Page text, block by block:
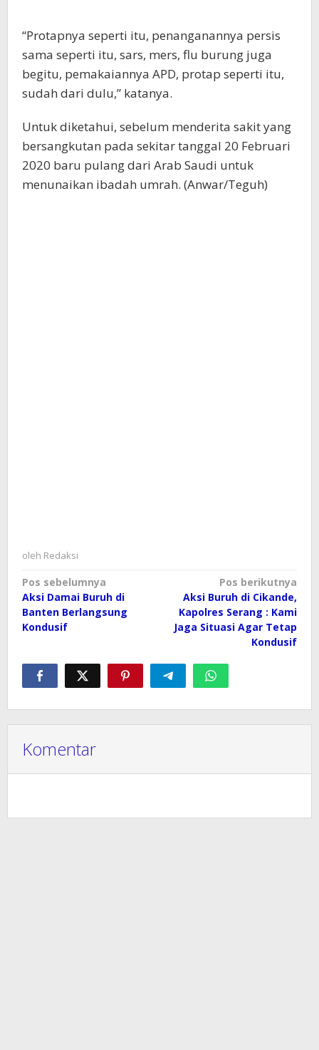
“Protapnya seperti itu, penanganannya persis
sama seperti itu, sars, mers, flu burung juga
begitu, pemakaiannya APD, protap seperti itu,
sudah dari dulu,” katanya.
Untuk diketahui, sebelum menderita sakit yang
bersangkutan pada sekitar tanggal 20 Februari
2020 baru pulang dari Arab Saudi untuk
menunaikan ibadah umrah. (Anwar/Teguh)
oleh Redaksi
Navigasi
pos
Pos sebelumnya
Aksi Damai Buruh di
Banten Berlangsung
Kondusif
Pos berikutnya
Aksi Buruh di Cikande,
Kapolres Serang : Kami
Jaga Situasi Agar Tetap
Kondusif
Komentar